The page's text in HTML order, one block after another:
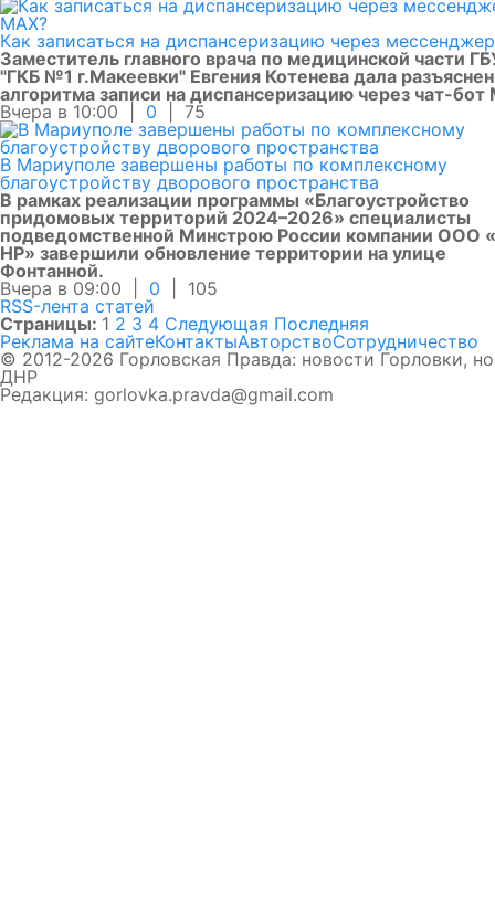
Как записаться на диспансеризацию через
Заместитель главного врача по медицинской части
"ГКБ №1 г.Макеевки" Евгения Котенева дала
алгоритма записи на диспансеризацию через чат-
Вчера в 10:00 | 0 75
В Мариуполе завершены работы по комплексному
благоустройству дворового пространства
В рамках реализации программы «Благоустройство
придомовых территорий 2024–2026» специалисты
подведомственной Минстрою России компании ООО
НР» завершили обновление территории на улице
Фонтанной.
Вчера в 09:00 | 0
105
RSS-лента статей
Страницы: 1 2 3 4 Следующая Последняя
Реклама на сайтеКонтактыАвторствоСотрудничество
© 2012-2026 Горловская Правда: новости Горловки,
ДНР
Редакция: gorlovka.pravda@gmail.com